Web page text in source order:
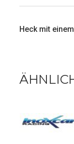
Heck mit